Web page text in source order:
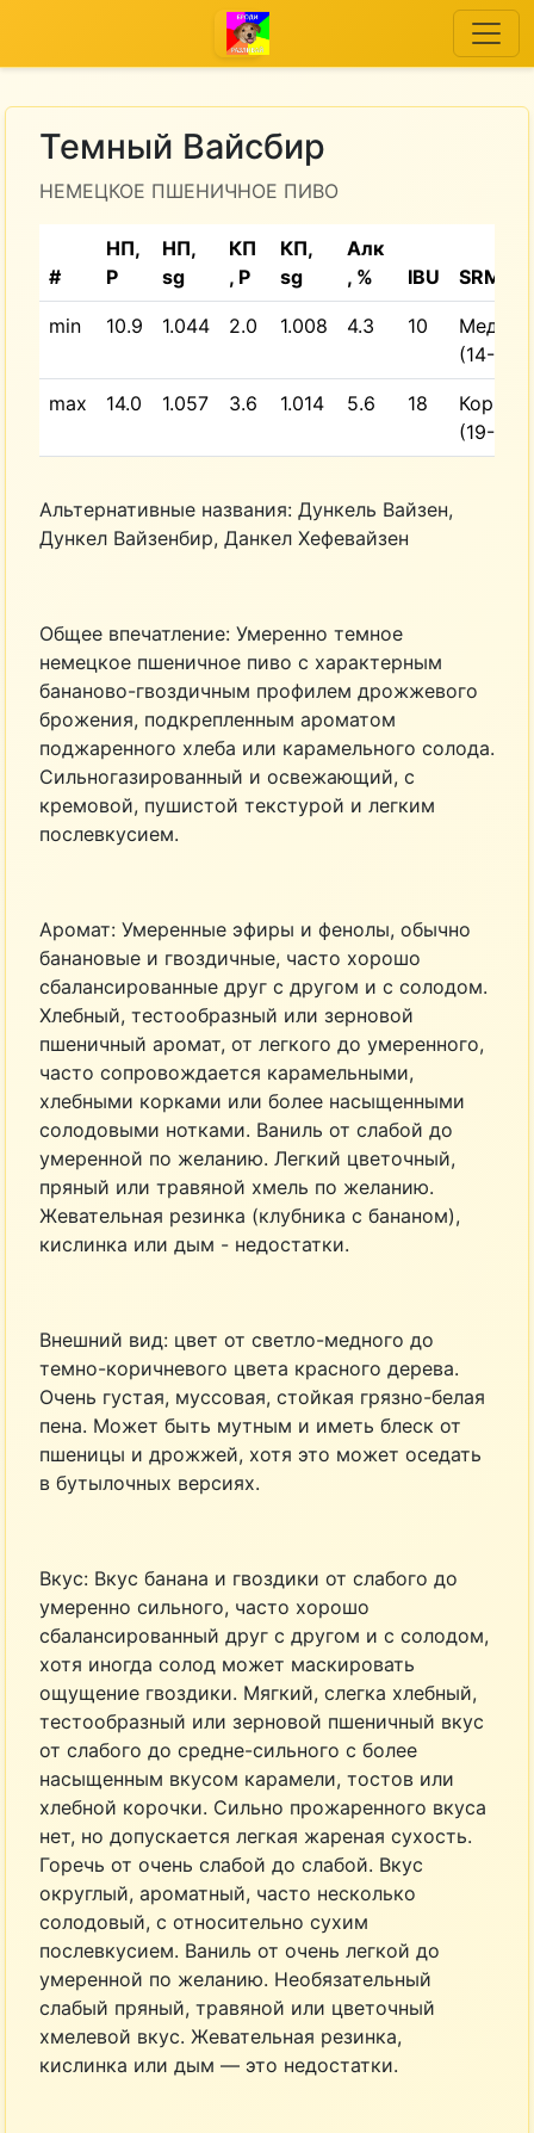
Темный Вайсбир
НЕМЕЦКОЕ ПШЕНИЧНОЕ ПИВО
#
НП,
P
НП,
sg
КП
, P
КП,
sg
Алк
, %
IBU SRM
min 10.9 1.044 2.0 1.008 4.3 10
Медный
(14-17)
max 14.0 1.057 3.6 1.014 5.6 18
(19-22)
Альтернативные названия: Дункель Вайзен,
Дункел Вайзенбир, Данкел Хефевайзен
Общее впечатление: Умеренно темное
немецкое пшеничное пиво с характерным
бананово-гвоздичным профилем дрожжевого
брожения, подкрепленным ароматом
поджаренного хлеба или карамельного солода.
Сильногазированный и освежающий, с
кремовой, пушистой текстурой и легким
послевкусием.
Аромат: Умеренные эфиры и фенолы, обычно
банановые и гвоздичные, часто хорошо
сбалансированные друг с другом и с солодом.
Хлебный, тестообразный или зерновой
пшеничный аромат, от легкого до умеренного,
часто сопровождается карамельными,
хлебными корками или более насыщенными
солодовыми нотками. Ваниль от слабой до
умеренной по желанию. Легкий цветочный,
пряный или травяной хмель по желанию.
Жевательная резинка (клубника с бананом),
кислинка или дым - недостатки.
Внешний вид: цвет от светло-медного до
темно-коричневого цвета красного дерева.
Очень густая, муссовая, стойкая грязно-белая
пена. Может быть мутным и иметь блеск от
пшеницы и дрожжей, хотя это может оседать
в бутылочных версиях.
Вкус: Вкус банана и гвоздики от слабого до
умеренно сильного, часто хорошо
сбалансированный друг с другом и с солодом,
хотя иногда солод может маскировать
ощущение гвоздики. Мягкий, слегка хлебный,
тестообразный или зерновой пшеничный вкус
от слабого до средне-сильного с более
насыщенным вкусом карамели, тостов или
хлебной корочки. Сильно прожаренного вкуса
нет, но допускается легкая жареная сухость.
Горечь от очень слабой до слабой. Вкус
округлый, ароматный, часто несколько
солодовый, с относительно сухим
послевкусием. Ваниль от очень легкой до
умеренной по желанию. Необязательный
слабый пряный, травяной или цветочный
хмелевой вкус. Жевательная резинка,
кислинка или дым — это недостатки.